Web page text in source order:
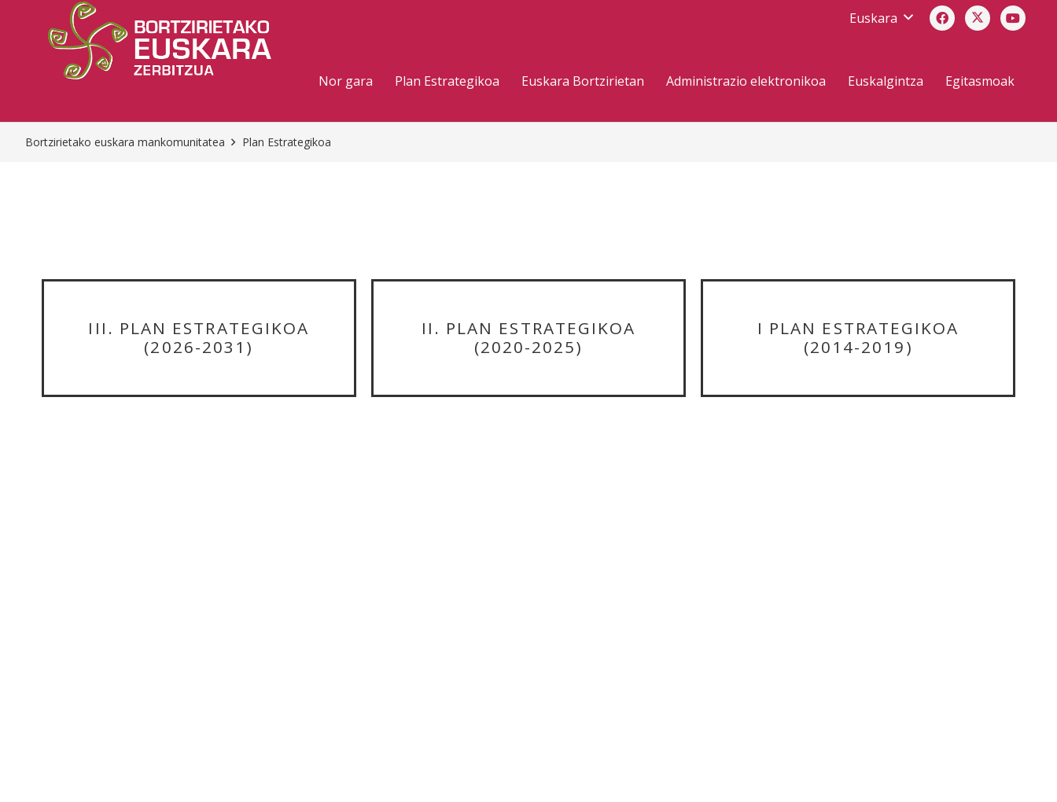
Euskara
Nor gara Plan Estrategikoa Euskara Bortzirietan Administrazio elektronikoa Euskalgintza Egitasmoak
Bortzirietako euskara mankomunitatea Plan Estrategikoa
III. PLAN ESTRATEGIKOA
(2026-2031)
II. PLAN ESTRATEGIKOA
(2020-2025)
I PLAN ESTRATEGIKOA
(2014-2019)